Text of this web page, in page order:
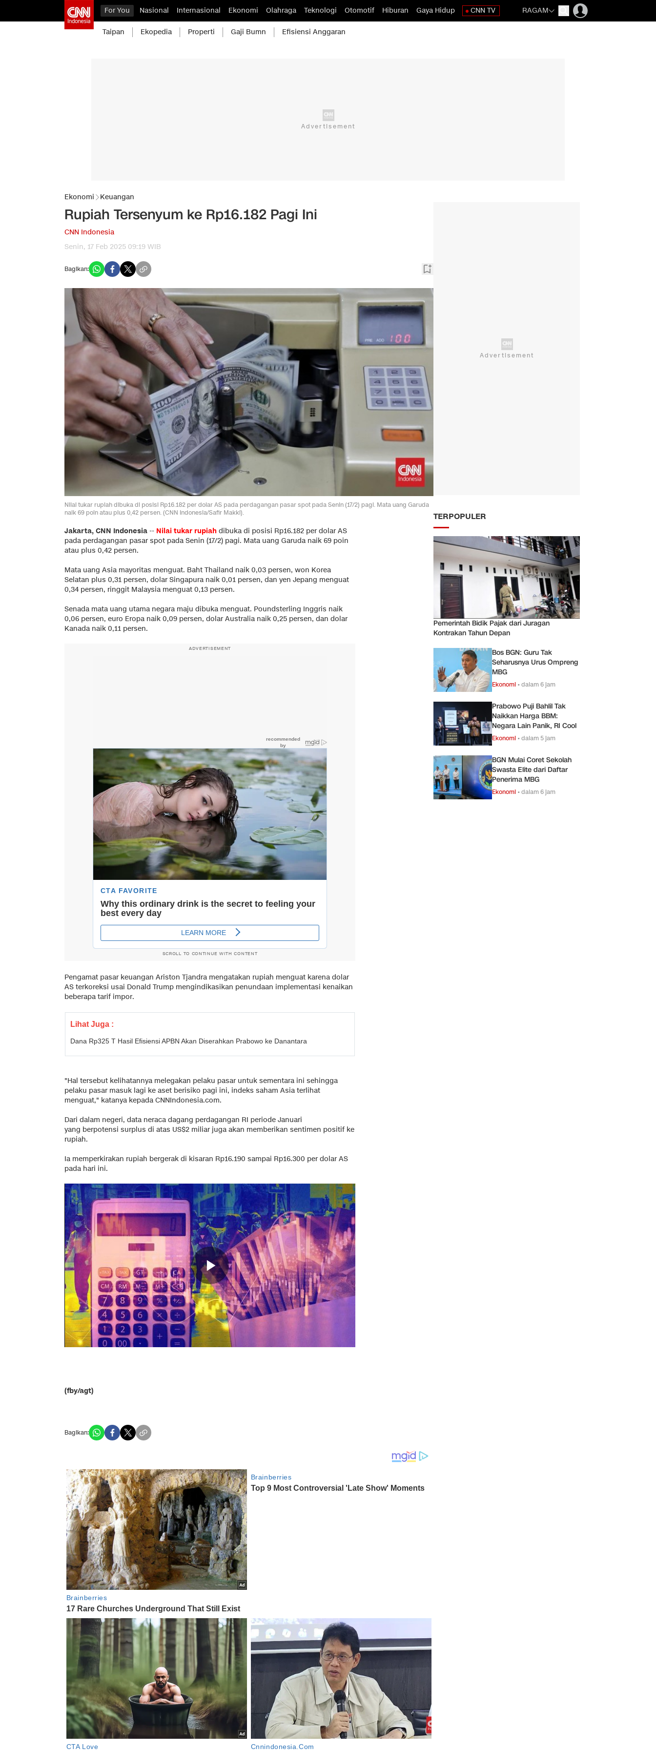
For You Nasional Internasional Ekonomi Olahraga Teknologi Otomotif Hiburan Gaya Hidup CNN TV RAGAM
Taipan Ekopedia Properti Gaji Bumn Efisiensi Anggaran
Ekonomi Keuangan
Rupiah Tersenyum ke Rp16.182 Pagi Ini
CNN Indonesia
Senin, 17 Feb 2025 09:19 WIB
Bagikan:
Nilai tukar rupiah dibuka di posisi Rp16.182 per dolar AS pada perdagangan pasar spot pada Senin (17/2) pagi. Mata uang Garuda
naik 69 poin atau plus 0,42 persen. (CNN Indonesia/Safir Makki).
Jakarta, CNN Indonesia -- Nilai tukar rupiah dibuka di posisi Rp16.182 per dolar AS
pada perdagangan pasar spot pada Senin (17/2) pagi. Mata uang Garuda naik 69 poin
atau plus 0,42 persen.
Mata uang Asia mayoritas menguat. Baht Thailand naik 0,03 persen, won Korea
Selatan plus 0,31 persen, dolar Singapura naik 0,01 persen, dan yen Jepang menguat
0,34 persen, ringgit Malaysia menguat 0,13 persen.
Senada mata uang utama negara maju dibuka menguat. Poundsterling Inggris naik
0,06 persen, euro Eropa naik 0,09 persen, dolar Australia naik 0,25 persen, dan dolar
Kanada naik 0,11 persen.
ADVERTISEMENT
SCROLL TO CONTINUE WITH CONTENT
Pengamat pasar keuangan Ariston Tjandra mengatakan rupiah menguat karena dolar
AS terkoreksi usai Donald Trump mengindikasikan penundaan implementasi kenaikan
beberapa tarif impor.
Lihat Juga :
Dana Rp325 T Hasil Efisiensi APBN Akan Diserahkan Prabowo ke Danantara
"Hal tersebut kelihatannya melegakan pelaku pasar untuk sementara ini sehingga
pelaku pasar masuk lagi ke aset berisiko pagi ini, indeks saham Asia terlihat
menguat," katanya kepada CNNIndonesia.com.
Dari dalam negeri, data neraca dagang perdagangan RI periode Januari
yang berpotensi surplus di atas US$2 miliar juga akan memberikan sentimen positif ke
rupiah.
Ia memperkirakan rupiah bergerak di kisaran Rp16.190 sampai Rp16.300 per dolar AS
pada hari ini.
(fby/agt)
Bagikan:
TERPOPULER
Pemerintah Bidik Pajak dari Juragan
Kontrakan Tahun Depan
Bos BGN: Guru Tak
Seharusnya Urus Ompreng
MBG
Ekonomi •dalam 6 jam
Prabowo Puji Bahlil Tak
Naikkan Harga BBM:
Negara Lain Panik, RI Cool
Ekonomi •dalam 5 jam
BGN Mulai Coret Sekolah
Swasta Elite dari Daftar
Penerima MBG
Ekonomi •dalam 6 jam